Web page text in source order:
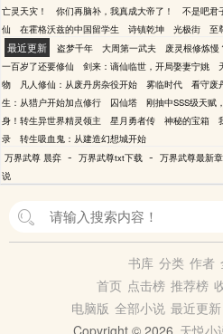
亡灵天灾！
你们再脑补，我真成大帝了！ 不是吧君
仙
在霍格沃兹的中国留学生 诗镇乾坤 光极街 至
最近更新 盗梦千年 大周第一武夫 废灵根修炼慢
一百岁了还要修仙
剑来：谪仙临世，开局娶妻宁姚
物
凡人修仙：从废丹房杂役开始 雾临时代 看守废
生：从猎户开始加点修行
囚仙塔 刚抽中SSS级天赋
身！转生异世界精灵领主
星月勇者传 神秘的宝箱
录
转生吸血鬼：从建造幻想城开始
万界武尊 晨弈 - 万界武尊txt下载 - 万界武尊最新
说
书库 分类 作者
首页 点击榜 推荐榜
电脑版 全部小说 最近更新
Copyright © 2026 天悦小